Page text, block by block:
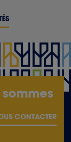
CONTACTER